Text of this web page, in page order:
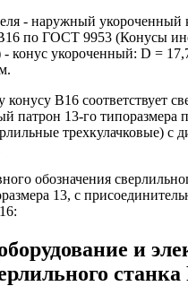
- наружный укороченный
по ГОСТ 9953 (Конусы
- конус укороченный: D =
конусу В16 соответствует
патрон 13-го
трехкулачковые) с
обозначения
13, с
и
станка